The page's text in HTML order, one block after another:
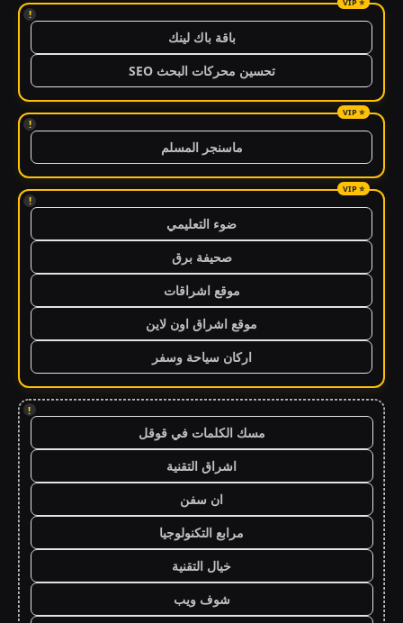
!
باقة باك لينك
تحسين محركات البحث SEO
!
ماسنجر المسلم
!
ضوء التعليمي
صحيفة برق
موقع اشراقات
موقع اشراق اون لاين
اركان سياحة وسفر
!
مسك الكلمات في قوقل
اشراق التقنية
ان سفن
مرابع التكنولوجيا
خيال التقنية
شوف ويب